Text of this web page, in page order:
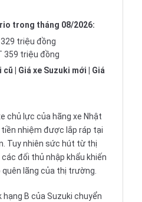
trong tháng 08/2026:
329 triệu đồng
359 triệu đồng
cũ Giá xe Suzuki mới
Giá
chủ lực của hãng xe Nhật
nhiệm được lắp ráp tại
Tuy nhiên sức hút từ thị
đối thủ nhập khẩu khiến
lãng của thị trường.
hạng B của Suzuki chuyển